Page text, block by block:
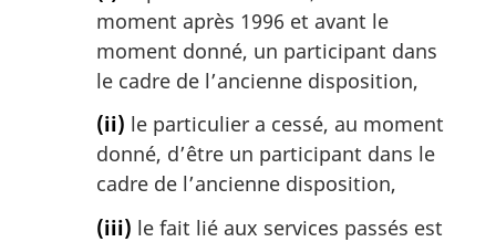
moment après 1996 et avant le
moment donné, un participant dans
le cadre de l’ancienne disposition,
(ii) le particulier a cessé, au moment
donné, d’être un participant dans le
cadre de l’ancienne disposition,
(iii) le fait lié aux services passés est